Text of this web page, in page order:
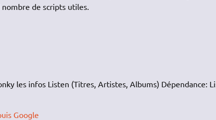
de scripts utiles.
les infos Listen (Titres, Artistes, Albums) Dépendance:
Google